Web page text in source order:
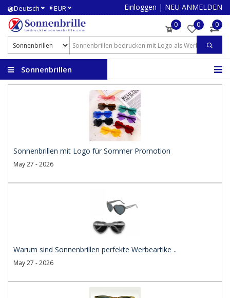
Deutsch €EUR Einloggen | NEU ANMELDEN
0 0 0
Sonnenbrillen
Sonnenbrillen mit Logo für Sommer Promotion
May 27 - 2026
Warum sind Sonnenbrillen perfekte Werbeartike ..
May 27 - 2026